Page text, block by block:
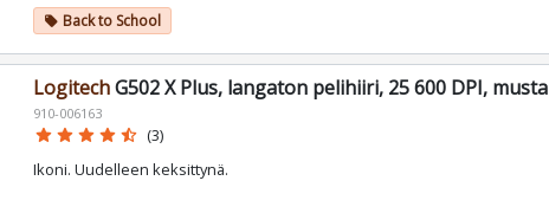
local_offer Back to School
LogitechG502 X Plus, langaton pelihiiri, 25 600 DPI, musta
910-006163
star star star star star_half (3)
Ikoni. Uudelleen keksittynä.